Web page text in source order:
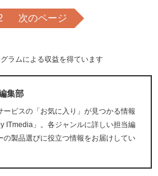
次のページ
ラムによる収益を得ています
集部
ービスの「お気に入り」が見つかる情報
ITmedia」。各ジャンルに詳しい担当編
の製品選びに役立つ情報をお届けしてい